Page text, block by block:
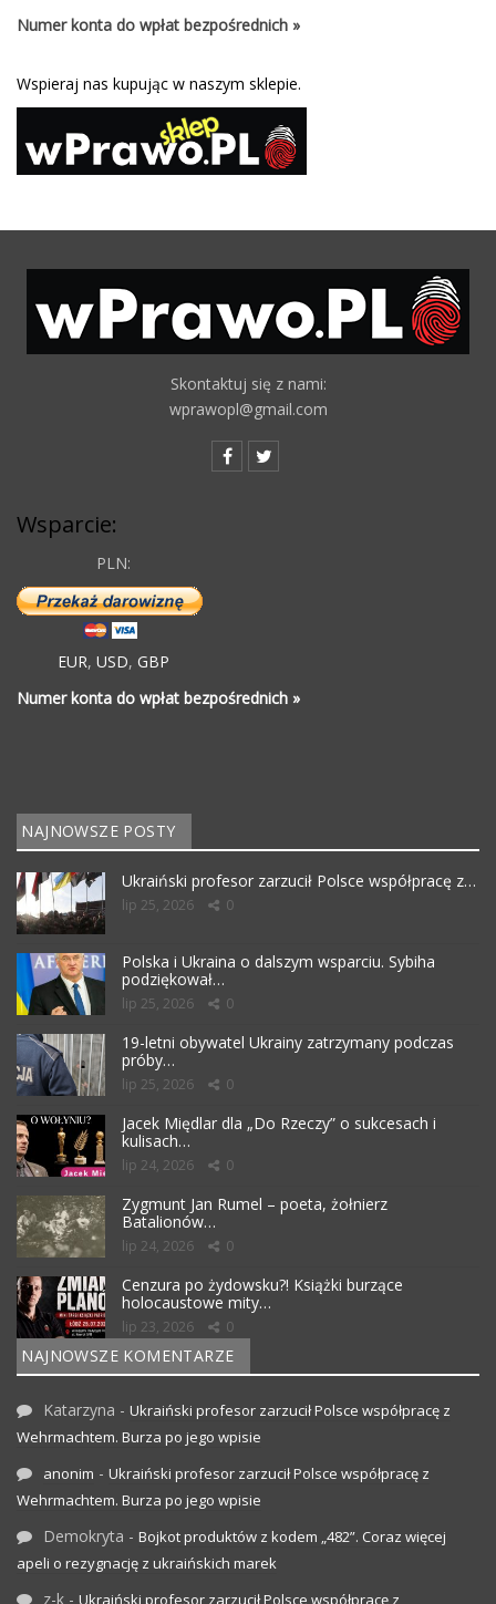
Numer konta do wpłat bezpośrednich »
Wspieraj nas kupując w naszym sklepie.
Skontaktuj się z nami:
wprawopl@gmail.com
Wsparcie:
PLN:
EUR, USD, GBP
Numer konta do wpłat bezpośrednich »
NAJNOWSZE POSTY
Ukraiński profesor zarzucił Polsce współpracę z…
lip 25, 2026 0
Polska i Ukraina o dalszym wsparciu. Sybiha
podziękował…
lip 25, 2026 0
19-letni obywatel Ukrainy zatrzymany podczas
próby…
lip 25, 2026 0
Jacek Międlar dla „Do Rzeczy” o sukcesach i
kulisach…
lip 24, 2026 0
Zygmunt Jan Rumel – poeta, żołnierz
Batalionów…
lip 24, 2026 0
Cenzura po żydowsku?! Książki burzące
holocaustowe mity…
lip 23, 2026 0
NAJNOWSZE KOMENTARZE
Katarzyna - Ukraiński profesor zarzucił Polsce współpracę z
Wehrmachtem. Burza po jego wpisie
anonim - Ukraiński profesor zarzucił Polsce współpracę z
Wehrmachtem. Burza po jego wpisie
Demokryta - Bojkot produktów z kodem „482”. Coraz więcej
apeli o rezygnację z ukraińskich marek
z-k - Ukraiński profesor zarzucił Polsce współpracę z